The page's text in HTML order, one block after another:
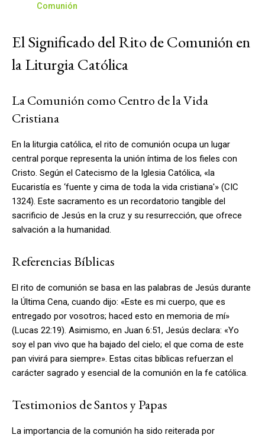
Comunión
El Significado del Rito de Comunión en
la Liturgia Católica
La Comunión como Centro de la Vida
Cristiana
En la liturgia católica, el rito de comunión ocupa un lugar
central porque representa la unión íntima de los fieles con
Cristo. Según el Catecismo de la Iglesia Católica, «la
Eucaristía es ‘fuente y cima de toda la vida cristiana'» (CIC
1324). Este sacramento es un recordatorio tangible del
sacrificio de Jesús en la cruz y su resurrección, que ofrece
salvación a la humanidad.
Referencias Bíblicas
El rito de comunión se basa en las palabras de Jesús durante
la Última Cena, cuando dijo: «Este es mi cuerpo, que es
entregado por vosotros; haced esto en memoria de mí»
(Lucas 22:19). Asimismo, en Juan 6:51, Jesús declara: «Yo
soy el pan vivo que ha bajado del cielo; el que coma de este
pan vivirá para siempre». Estas citas bíblicas refuerzan el
carácter sagrado y esencial de la comunión en la fe católica.
Testimonios de Santos y Papas
La importancia de la comunión ha sido reiterada por